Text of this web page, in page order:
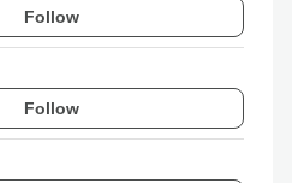
Follow
Follow